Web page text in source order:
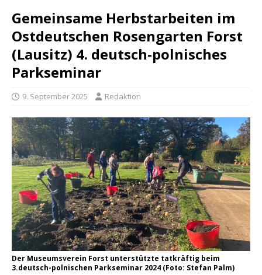
Gemeinsame Herbstarbeiten im
Ostdeutschen Rosengarten Forst
(Lausitz) 4. deutsch-polnisches
Parkseminar
9. September 2025 Redaktion
Der Museumsverein Forst unterstützte tatkräftig beim
3.deutsch-polnischen Parkseminar 2024 (Foto: Stefan Palm)